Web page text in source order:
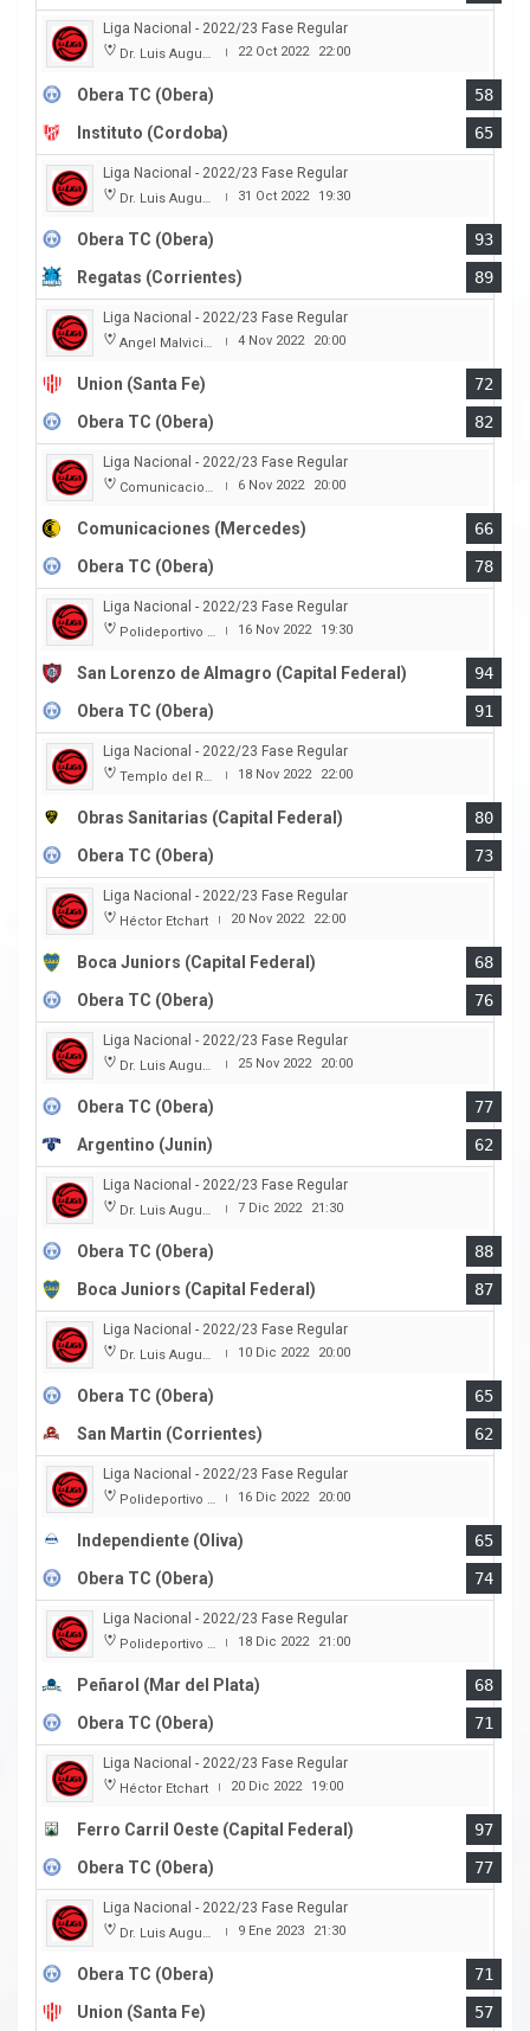
Liga Nacional - 2022/23 Fase Regular
Dr. Luis Augusto Derna | 22 Oct 2022 22:00
Obera TC (Obera)
58
Instituto (Cordoba)
65
Liga Nacional - 2022/23 Fase Regular
Dr. Luis Augusto Derna | 31 Oct 2022 19:30
Obera TC (Obera)
93
Regatas (Corrientes)
89
Liga Nacional - 2022/23 Fase Regular
Angel Malvicino | 4 Nov 2022 20:00
Union (Santa Fe)
72
Obera TC (Obera)
82
Liga Nacional - 2022/23 Fase Regular
Comunicaciones | 6 Nov 2022 20:00
Comunicaciones (Mercedes)
66
Obera TC (Obera)
78
Liga Nacional - 2022/23 Fase Regular
Polideportivo Roberto Pando | 16 Nov 2022 19:30
San Lorenzo de Almagro (Capital Federal)
94
Obera TC (Obera)
91
Liga Nacional - 2022/23 Fase Regular
Templo del Rock | 18 Nov 2022 22:00
Obras Sanitarias (Capital Federal)
80
Obera TC (Obera)
73
Liga Nacional - 2022/23 Fase Regular
Héctor Etchart | 20 Nov 2022 22:00
Boca Juniors (Capital Federal)
68
Obera TC (Obera)
76
Liga Nacional - 2022/23 Fase Regular
Dr. Luis Augusto Derna | 25 Nov 2022 20:00
Obera TC (Obera)
77
Argentino (Junin)
62
Liga Nacional - 2022/23 Fase Regular
Dr. Luis Augusto Derna | 7 Dic 2022 21:30
Obera TC (Obera)
88
Boca Juniors (Capital Federal)
87
Liga Nacional - 2022/23 Fase Regular
Dr. Luis Augusto Derna | 10 Dic 2022 20:00
Obera TC (Obera)
65
San Martin (Corrientes)
62
Liga Nacional - 2022/23 Fase Regular
Polideportivo Independiente | 16 Dic 2022 20:00
Independiente (Oliva)
65
Obera TC (Obera)
74
Liga Nacional - 2022/23 Fase Regular
Polideportivo Islas Malvinas | 18 Dic 2022 21:00
Peñarol (Mar del Plata)
68
Obera TC (Obera)
71
Liga Nacional - 2022/23 Fase Regular
Héctor Etchart | 20 Dic 2022 19:00
Ferro Carril Oeste (Capital Federal)
97
Obera TC (Obera)
77
Liga Nacional - 2022/23 Fase Regular
Dr. Luis Augusto Derna | 9 Ene 2023 21:30
Obera TC (Obera)
71
Union (Santa Fe)
57